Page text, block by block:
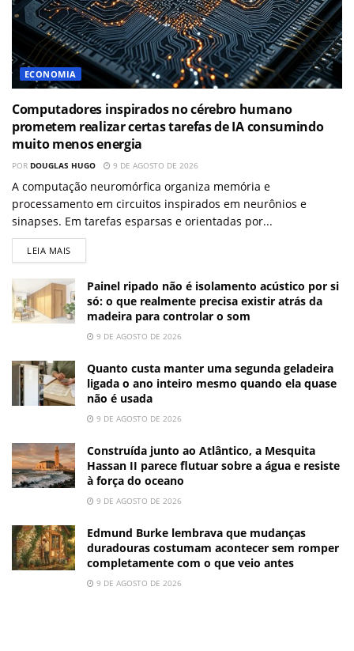
ECONOMIA
Computadores inspirados no cérebro humano
prometem realizar certas tarefas de IA consumindo
muito menos energia
POR DOUGLAS HUGO 9 DE AGOSTO DE 2026
A computação neuromórfica organiza memória e
processamento em circuitos inspirados em neurônios e
sinapses. Em tarefas esparsas e orientadas por...
LEIA MAIS
Painel ripado não é isolamento acústico por si
só: o que realmente precisa existir atrás da
madeira para controlar o som
9 DE AGOSTO DE 2026
Quanto custa manter uma segunda geladeira
ligada o ano inteiro mesmo quando ela quase
não é usada
9 DE AGOSTO DE 2026
Construída junto ao Atlântico, a Mesquita
Hassan II parece flutuar sobre a água e resiste
à força do oceano
9 DE AGOSTO DE 2026
Edmund Burke lembrava que mudanças
duradouras costumam acontecer sem romper
completamente com o que veio antes
9 DE AGOSTO DE 2026